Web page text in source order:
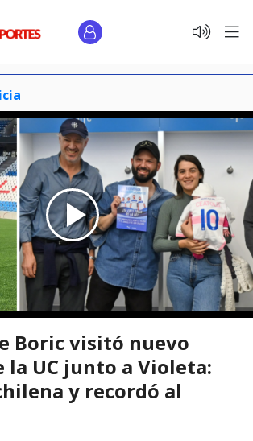
Boric visitó nuevo
la UC junto a Violeta:
y recordó al